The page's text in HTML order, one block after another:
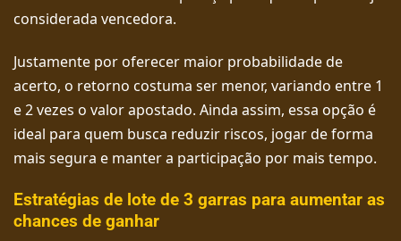
considerada vencedora.
Justamente por oferecer maior probabilidade de
acerto, o retorno costuma ser menor, variando entre 1
e 2 vezes o valor apostado. Ainda assim, essa opção é
ideal para quem busca reduzir riscos, jogar de forma
mais segura e manter a participação por mais tempo.
Estratégias de lote de 3 garras para aumentar as
chances de ganhar